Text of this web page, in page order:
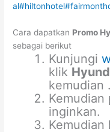
al#hiltonhotel
Cara dapatkan Promo
sebagai berikut
Kunjungi
klik
kemudian .
Kemudian
inginkan.
Kemudian